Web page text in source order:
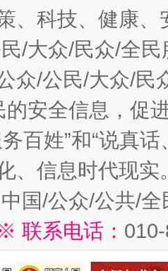
、科技、健康
/大众/民众/全
众/公民/大众/民
的安全信息，促
百姓”和“说真
、信息时代现实
中国/公众/公共/
联系电话：